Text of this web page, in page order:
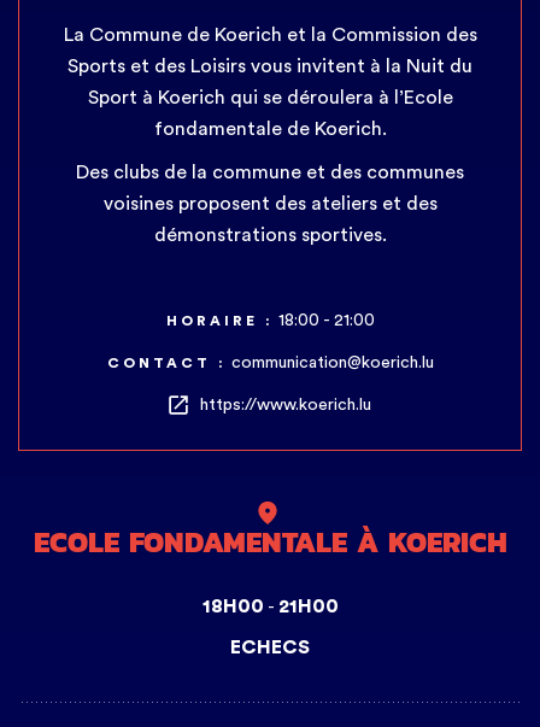
La Commune de Koerich et la Commission des
Sports et des Loisirs vous invitent à la Nuit du
Sport à Koerich qui se déroulera à l’Ecole
fondamentale de Koerich.
Des clubs de la commune et des communes
voisines proposent des ateliers et des
démonstrations sportives.
HORAIRE : 18:00 - 21:00
CONTACT : communication@koerich.lu
https://www.koerich.lu
ECOLE FONDAMENTALE À KOERICH
18H00 - 21H00
ECHECS